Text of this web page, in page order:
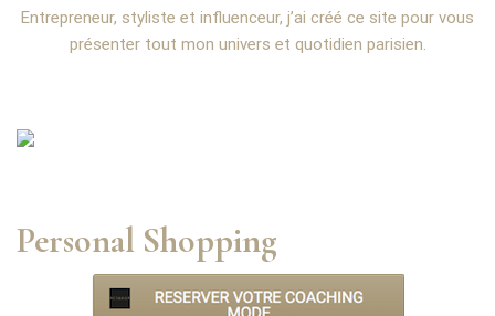
Entrepreneur, styliste et influenceur, j’ai créé ce site pour vous
présenter tout mon univers et quotidien parisien.
Personal Shopping